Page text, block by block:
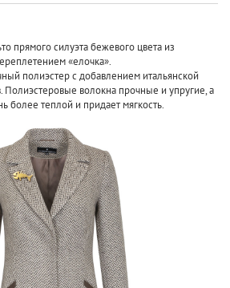
прямого силуэта бежевого цвета из
«елочка».
полиэстер с добавлением итальянской
Полиэстеровые волокна прочные и упругие, а
более теплой и придает мягкость.